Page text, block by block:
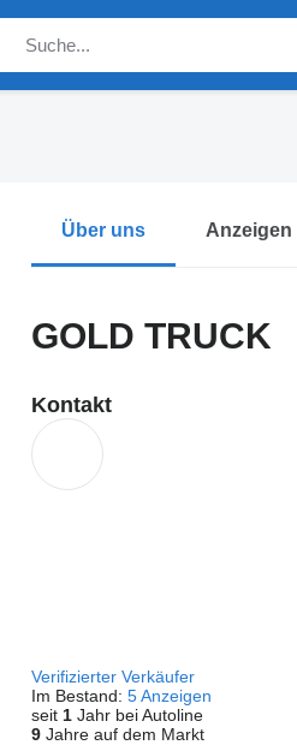
Über uns Anzeigen
GOLD TRUCK
Kontakt
Verifizierter Verkäufer
Im Bestand: 5 Anzeigen
seit 1Jahr bei Autoline
9Jahre auf dem Markt